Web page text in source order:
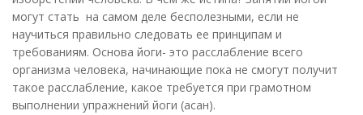
могут стать на самом деле бесполезными, если не
научиться правильно следовать ее принципам и
требованиям. Основа йоги- это расслабление всего
организма человека, начинающие пока не смогут получит
такое расслабление, какое требуется при грамотном
выполнении упражнений йоги (асан).